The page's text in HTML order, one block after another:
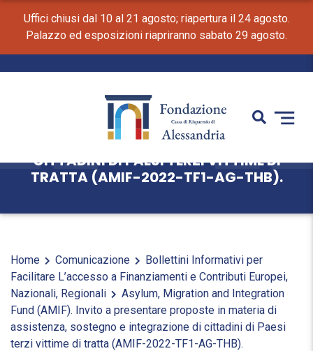
Uffici chiusi dal 10 al 21 agosto; riapertura il 24 agosto.
Palazzo ed esposizioni riapriranno sabato 29 agosto.
ASYLUM, MIGRATION AND INTEGRATION
FUND (AMIF). INVITO A PRESENTARE
PROPOSTE IN MATERIA DI ASSISTENZA,
SOSTEGNO E INTEGRAZIONE DI
CITTADINI DI PAESI TERZI VITTIME DI
TRATTA (AMIF-2022-TF1-AG-THB).
Home Comunicazione
Bollettini Informativi per
Facilitare L’accesso a Finanziamenti e Contributi Europei,
Nazionali, Regionali
Asylum, Migration and Integration
Fund (AMIF). Invito a presentare proposte in materia di
assistenza, sostegno e integrazione di cittadini di Paesi
terzi vittime di tratta (AMIF-2022-TF1-AG-THB).